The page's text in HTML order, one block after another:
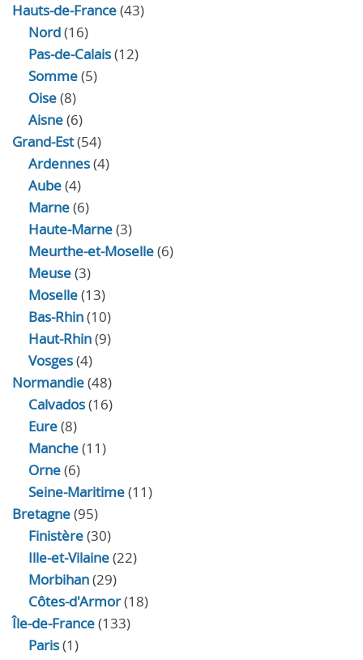
Hauts-de-France(43)
Nord(16)
Pas-de-Calais(12)
Somme(5)
Oise(8)
Aisne(6)
Grand-Est(54)
Ardennes(4)
Aube(4)
Marne(6)
Haute-Marne(3)
Meurthe-et-Moselle(6)
Meuse(3)
Moselle(13)
Bas-Rhin(10)
Haut-Rhin(9)
Vosges(4)
Normandie(48)
Calvados(16)
Eure(8)
Manche(11)
Orne(6)
Seine-Maritime(11)
Bretagne(95)
Finistère(30)
Ille-et-Vilaine(22)
Morbihan(29)
Côtes-d'Armor(18)
Île-de-France(133)
Paris(1)